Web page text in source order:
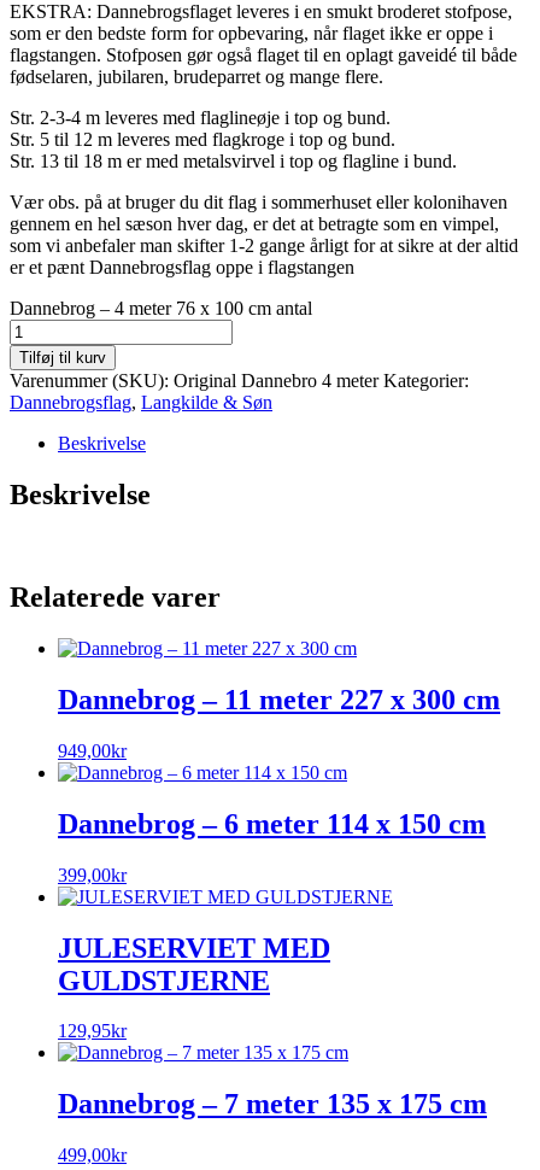
EKSTRA: Dannebrogsflaget leveres i en smukt broderet stofpose,
som er den bedste form for opbevaring, når flaget ikke er oppe i
flagstangen. Stofposen gør også flaget til en oplagt gaveidé til både
fødselaren, jubilaren, brudeparret og mange flere.
Str. 2-3-4 m leveres med flaglineøje i top og bund.
Str. 5 til 12 m leveres med flagkroge i top og bund.
Str. 13 til 18 m er med metalsvirvel i top og flagline i bund.
Vær obs. på at bruger du dit flag i sommerhuset eller kolonihaven
gennem en hel sæson hver dag, er det at betragte som en vimpel,
som vi anbefaler man skifter 1-2 gange årligt for at sikre at der altid
er et pænt Dannebrogsflag oppe i flagstangen
Dannebrog – 4 meter 76 x 100 cm antal
Tilføj til kurv
Varenummer (SKU): Original Dannebro 4 meter Kategorier:
Dannebrogsflag, Langkilde & Søn
Beskrivelse
Beskrivelse
Relaterede varer
Dannebrog – 11 meter 227 x 300 cm
949,00kr
Dannebrog – 6 meter 114 x 150 cm
399,00kr
JULESERVIET MED
GULDSTJERNE
129,95kr
Dannebrog – 7 meter 135 x 175 cm
499,00kr